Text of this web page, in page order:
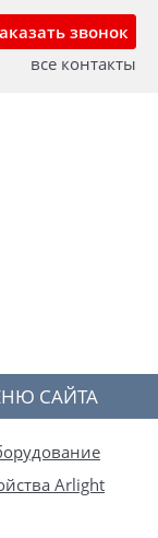
звонок
все контакты
САЙТА
Arlight